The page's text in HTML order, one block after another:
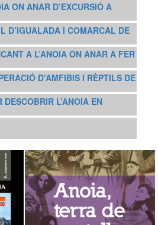
ON ANAR D’EXCURSIÓ A
D’IGUALADA I COMARCAL DE
A L’ANOIA ON ANAR A FER
D’AMFIBIS I RÈPTILS DE
DESCOBRIR L’ANOIA EN